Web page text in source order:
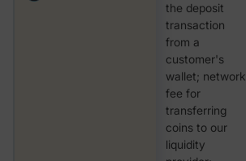
the deposit
transaction
from a
customer's
wallet; network
fee for
transferring
coins to our
liquidity